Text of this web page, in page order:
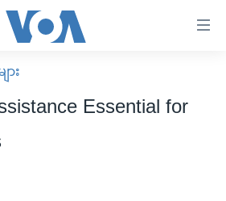
း
Essential for